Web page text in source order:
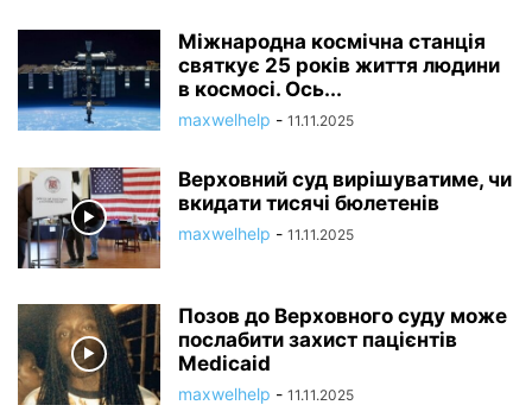
Міжнародна космічна станція
святкує 25 років життя людини
в космосі. Ось...
maxwelhelp - 11.11.2025
Верховний суд вирішуватиме, чи
вкидати тисячі бюлетенів
maxwelhelp - 11.11.2025
Позов до Верховного суду може
послабити захист пацієнтів
Medicaid
maxwelhelp - 11.11.2025